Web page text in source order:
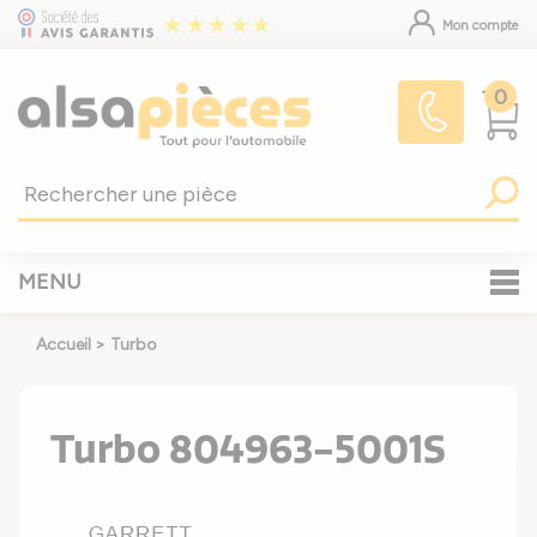
Mon compte
0
MENU
Accueil > Turbo
Turbo 804963-5001S